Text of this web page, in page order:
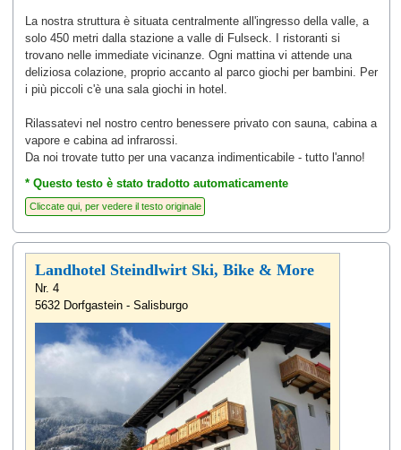
La nostra struttura è situata centralmente all'ingresso della valle, a
solo 450 metri dalla stazione a valle di Fulseck. I ristoranti si
trovano nelle immediate vicinanze. Ogni mattina vi attende una
deliziosa colazione, proprio accanto al parco giochi per bambini. Per
i più piccoli c'è una sala giochi in hotel.
Rilassatevi nel nostro centro benessere privato con sauna, cabina a
vapore e cabina ad infrarossi.
Da noi trovate tutto per una vacanza indimenticabile - tutto l'anno!
* Questo testo è stato tradotto automaticamente
Landhotel Steindlwirt Ski, Bike & More
Nr. 4
5632 Dorfgastein - Salisburgo